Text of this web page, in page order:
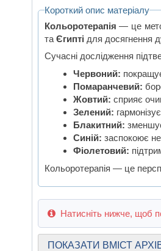
Короткий опис матеріалу
Кольоротерапія — це
та Єгипті для досягнення
Сучасні дослідження
Червоний:
Помаранчевий:
Жовтий: сприяє
Зелений:
Блакитний:
Синій: заспокоює
Фіолетовий:
Кольоротерапія — це
Натисніть нижче, щоб
ПОКАЗАТИ ВМІСТ